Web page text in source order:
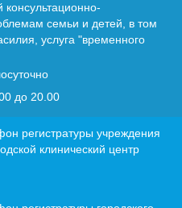
семьи и детей, в том
услуга "временного
до 20.00
регистратуры учреждения
клинический центр